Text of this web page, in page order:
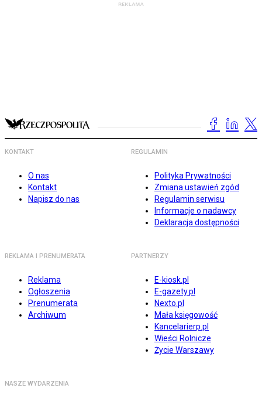
KONTAKT
O nas
Kontakt
Napisz do nas
REGULAMIN
Polityka Prywatności
Zmiana ustawień zgód
Regulamin serwisu
Informacje o nadawcy
Deklaracja dostępności
REKLAMA I PRENUMERATA
Reklama
Ogłoszenia
Prenumerata
Archiwum
PARTNERZY
E-kiosk.pl
E-gazety.pl
Nexto.pl
Mała księgowość
Kancelarierp.pl
Wieści Rolnicze
Życie Warszawy
NASZE WYDARZENIA